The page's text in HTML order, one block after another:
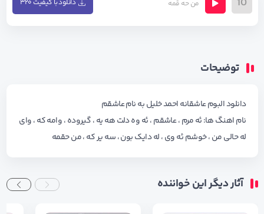
من حه قمه دانلود با کیفیت ۳۲۰
توضیحات
دانلود البوم عاشقانه احمد خلیل به نام عاشقم
نام اهنگ ها: ئه مرم ، عاشقم ، ئه وه دلت هه یه ، گیروده ، وامه که ، وای
له حالی من ، خوشم ئه وی ، له دایک بون ، سه یر که ، من حقمه
آثار دیگر این خواننده